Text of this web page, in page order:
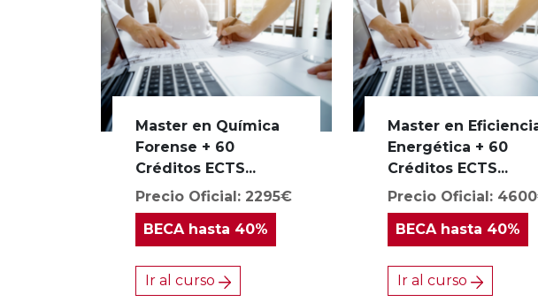
Master en Química
Forense + 60
Créditos ECTS...
Precio Oficial: 2295€
BECAhasta 40%
Ir al curso
Master en
Energética + 60
Créditos ECTS...
Precio Oficial:
BECAhasta 40%
Ir al curso